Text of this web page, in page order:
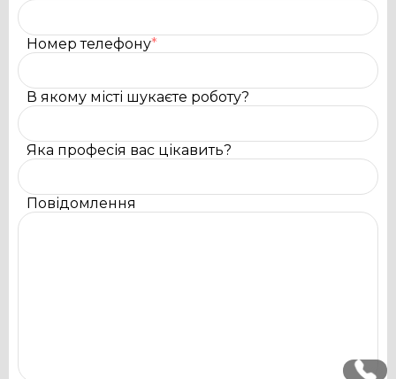
Номер телефону*
В якому місті шукаєте роботу?
Яка професія вас цікавить?
Повідомлення